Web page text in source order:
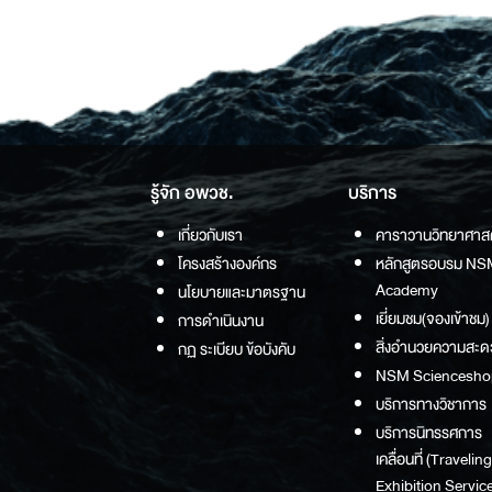
รู้จัก อพวช.
เกี่ยวกับเรา
โครงสร้างองค์กร
นโยบายและมาตรฐาน
การดำเนินงาน
กฏ ระเบียบ ข้อบังคับ
บริการ
คาราวานวิทยาศา
หลักสูตรอบรม
Academy
เยี่ยมชม(จองเข้าชม)
สิ่งอำนวยความสะ
NSM
บริการทางวิชาการ
บริการนิทรรศการ
เคลื่อนที่ (Traveling
Exhibition